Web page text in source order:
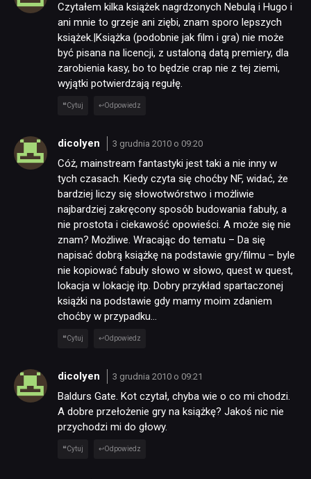
SKLEP
Czytałem kilka książek nagrdzonych Nebulą i Hugo i
ani mnie to grzeje ani ziębi, znam sporo lepszych
książek.|Książka (podobnie jak film i gra) nie może
być pisana na licencji, z ustaloną datą premiery, dla
zarobienia kasy, bo to będzie crap nie z tej ziemi,
wyjątki potwierdzają regułę.
Cytuj Odpowiedz
dicolyen 3 grudnia 2010 o 09:20
Cóż, mainstream fantastyki jest taki a nie inny w
tych czasach. Kiedy czyta się choćby NF, widać, że
bardziej liczy się słowotwórstwo i możliwie
najbardziej zakręcony sposób budowania fabuły, a
nie prostota i ciekawość opowieści. A może się nie
znam? Możliwe. Wracając do tematu – Da się
napisać dobrą książkę na podstawie gry/filmu – byle
nie kopiować fabuły słowo w słowo, quest w quest,
lokacja w lokację itp. Dobry przykład spartaczonej
książki na podstawie gdy mamy moim zdaniem
choćby w przypadku…
Cytuj Odpowiedz
dicolyen 3 grudnia 2010 o 09:21
Baldurs Gate. Kot czytał, chyba wie o co mi chodzi.
A dobre przełożenie gry na książkę? Jakoś nic nie
przychodzi mi do głowy.
Cytuj Odpowiedz